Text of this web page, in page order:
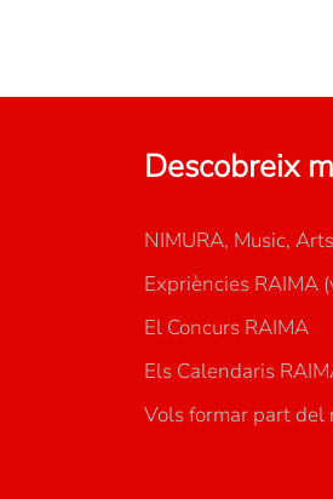
Descobreix
NIMURA, Music,
Expriències RAIMA
El Concurs RAIMA
Els Calendaris
Vols formar part del